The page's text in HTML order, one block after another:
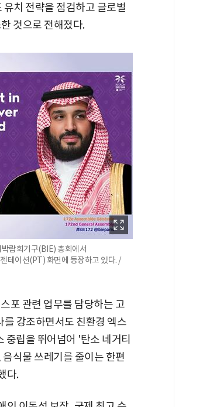
치 전략을 점검하고 글로벌
것으로 전해졌다.
람회기구(BIE) 총회에서
테이션(PT) 화면에 등장하고 있다. /
포 관련 업무를 담당하는 고
강조하면서도 친환경 엑스
중립을 뛰어넘어 '탄소 네거티
식물 쓰레기를 줄이는 한편
다.